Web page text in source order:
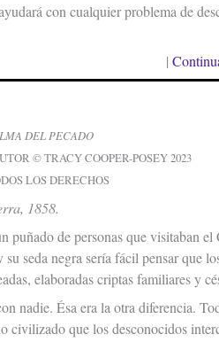
con cualquier problema de
|
DEL PECADO
© TRACY COOPER-POSEY 2023
LOS DERECHOS
1858.
puñado de personas que visitaban
su seda negra sería fácil pensar que
elaboradas criptas familiares y
nadie. Ésa era la otra diferencia.
civilizado que los desconocidos